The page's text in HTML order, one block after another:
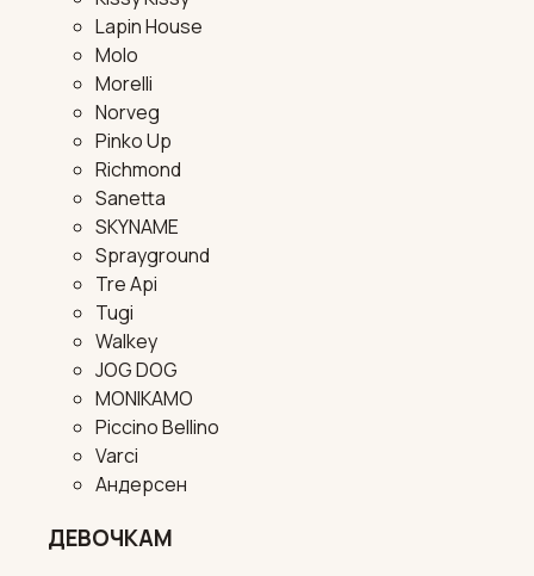
Lapin House
Molo
Morelli
Norveg
Pinko Up
Richmond
Sanetta
SKYNAME
Sprayground
Tre Api
Tugi
Walkey
JOG DOG
MONIKAMO
Piccino Bellino
Varci
Андерсен
ДЕВОЧКАМ